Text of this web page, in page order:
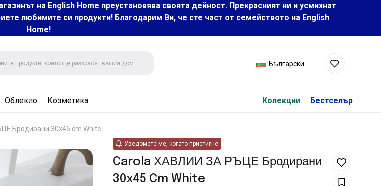
на English Home преустановява своята дейност. Прекрасният ни и усмихнат
любимите си продукти! Благодарим Ви, че сте част от семейството на Еnglish
Home!
Български
Облекло Козметика Колекции Бестселър
Бродирани 30x45 cm White
Уведомете ме, когато пристигне
Carola ХАВЛИИ ЗА РЪЦЕ Бродирани
30x45 Cm White